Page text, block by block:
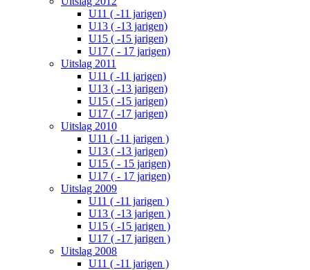
U11 ( -11 jarigen)
U13 ( -13 jarigen)
U15 ( -15 jarigen)
U17 ( - 17 jarigen)
Uitslag 2011
U11 ( -11 jarigen)
U13 ( -13 jarigen)
U15 ( -15 jarigen)
U17 ( -17 jarigen)
Uitslag 2010
U11 ( -11 jarigen )
U13 ( -13 jarigen)
U15 ( - 15 jarigen)
U17 ( - 17 jarigen)
Uitslag 2009
U11 ( -11 jarigen )
U13 ( -13 jarigen )
U15 ( -15 jarigen )
U17 ( -17 jarigen )
Uitslag 2008
U11 ( -11 jarigen )